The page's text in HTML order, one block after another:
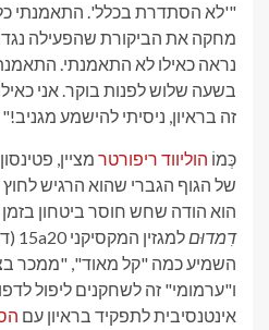
"'לא הסתדרת בכלל'. התאמנתי כל
מחקה את הביקורת שהפעילה נגדו.
נראה כאילו לא התאמנתי.
בשעה שלוש לפנות בוקר. אני
זה בראיון, ניסיתי להישמע מגניב!"
כְּמוֹ הוליווד ריפורטר מציין,
של הגוף הגברי שהוא הרגיש
הוא הודה שחש חוסר ביטחון בזמן
דִמדוּםלמגזין המקסיקני 15a20 (דרך
השמיע כמה "קל מאוד", "ממכר
ו"ערמומי" זה לשחקנים ליפול
אינטנסיבית לתפקיד בראיון עם